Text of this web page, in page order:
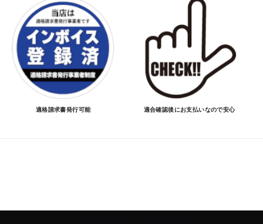
適格請求書発行可能 適合確認後にお支払いなので安心